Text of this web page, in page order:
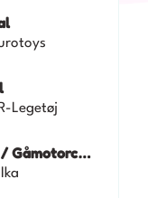
Legetøj
3. Dantoy Scooter / Gåmotorcykel